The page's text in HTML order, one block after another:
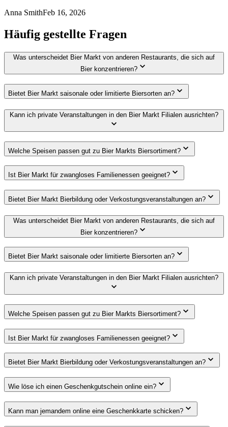
Anna SmithFeb 16, 2026
Häufig gestellte Fragen
Was unterscheidet Bier Markt von anderen Restaurants, die sich auf
Bier konzentrieren?
Bietet Bier Markt saisonale oder limitierte Biersorten an?
Kann ich private Veranstaltungen in den Bier Markt Filialen ausrichten?
Welche Speisen passen gut zu Bier Markts Biersortiment?
Ist Bier Markt für zwangloses Familienessen geeignet?
Bietet Bier Markt Bierbildung oder Verkostungsveranstaltungen an?
Was unterscheidet Bier Markt von anderen Restaurants, die sich auf
Bier konzentrieren?
Bietet Bier Markt saisonale oder limitierte Biersorten an?
Kann ich private Veranstaltungen in den Bier Markt Filialen ausrichten?
Welche Speisen passen gut zu Bier Markts Biersortiment?
Ist Bier Markt für zwangloses Familienessen geeignet?
Bietet Bier Markt Bierbildung oder Verkostungsveranstaltungen an?
Wie löse ich einen Geschenkgutschein online ein?
Kann man jemandem online eine Geschenkkarte schicken?